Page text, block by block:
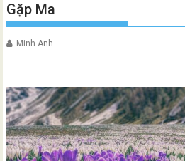
Gặp Ma
Minh Anh